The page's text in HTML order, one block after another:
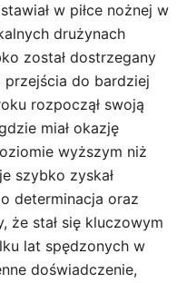
w piłce nożnej w
drużynach
został dostrzegany
przejścia do bardziej
rozpoczął swoją
miał okazję
wyższym niż
szybko zyskał
determinacja oraz
że stał się kluczowym
lat spędzonych w
doświadczenie,